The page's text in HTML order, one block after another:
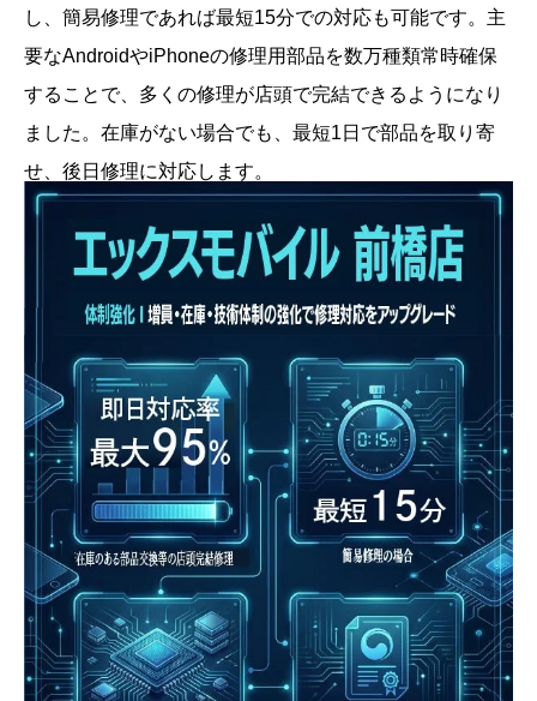
し、簡易修理であれば最短15分での対応も可能です。主
要なAndroidやiPhoneの修理用部品を数万種類常時確保
することで、多くの修理が店頭で完結できるようになり
ました。在庫がない場合でも、最短1日で部品を取り寄
せ、後日修理に対応します。